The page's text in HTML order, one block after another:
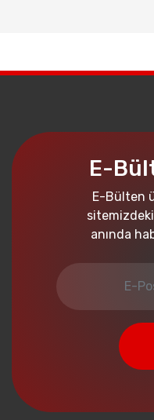
E-
E-Bülten
anında